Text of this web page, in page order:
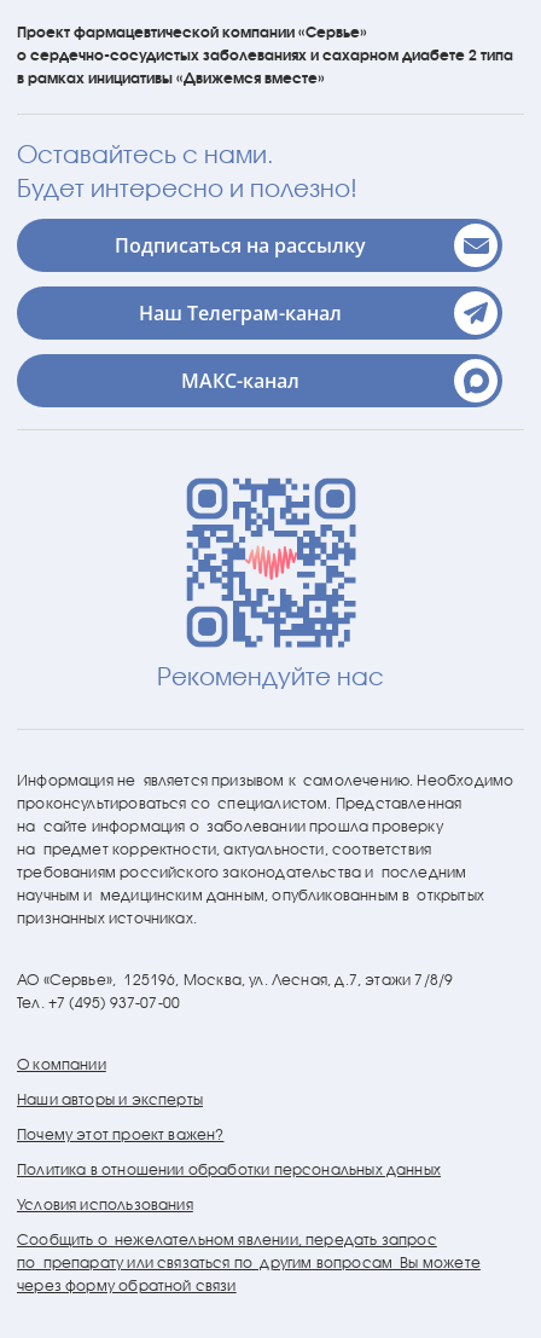
Проект фармацевтической компании «Сервье»
о сердечно-сосудистых заболеваниях и сахарном диабете 2 типа
в рамках инициативы «Движемся вместе»
Оставайтесь с нами.
Будет интересно и полезно!
Подписаться на рассылку
Наш Телеграм-канал
МАКС-канал
О компании
Наши авторы и эксперты
Почему этот проект важен?
Политика в отношении обработки персональных данных
Условия использования
Сообщить о нежелательном явлении, передать запрос
по препарату или связаться по другим вопросам Вы можете
через форму обратной связи
АО «Сервье», 125196, Москва, ул. Лесная, д.7, этажи 7/8/9
Тел. +7 (495) 937-07-00
Информация не является призывом к самолечению. Необходимо
проконсультироваться со специалистом. Представленная
на сайте информация о заболевании прошла проверку
на предмет корректности, актуальности, соответствия
требованиям российского законодательства и последним
научным и медицинским данным, опубликованным в открытых
признанных источниках.
Рекомендуйте нас